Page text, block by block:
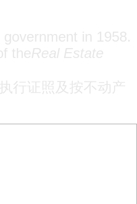
in 1958.
theReal Estate
行证照及按不动产